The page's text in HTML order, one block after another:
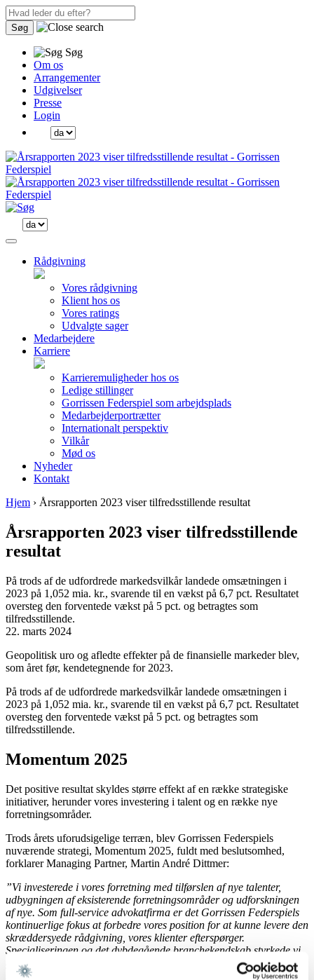
Søg
Søg
Om os
Arrangementer
Udgivelser
Presse
Login
Rådgivning
Vores rådgivning
Klient hos os
Vores ratings
Udvalgte sager
Medarbejdere
Karriere
Karrieremuligheder hos os
Ledige stillinger
Gorrissen Federspiel som arbejdsplads
Medarbejderportrætter
Internationalt perspektiv
Vilkår
Mød os
Nyheder
Kontakt
Hjem › Årsrapporten 2023 viser tilfredsstillende resultat
Årsrapporten 2023 viser tilfredsstillende
resultat
På trods af de udfordrede markedsvilkår landede omsætningen i
2023 på 1,052 mia. kr., svarende til en vækst på 6,7 pct. Resultatet
oversteg den forventede vækst på 5 pct. og betragtes som
tilfredsstillende.
22. marts 2024
Geopolitisk uro og afledte effekter på de finansielle markeder blev,
som året før, kendetegnende for 2023.
På trods af de udfordrede markedsvilkår landede omsætningen i
2023 på 1,052 mia. kr., svarende til en vækst på 6,7 pct. Resultatet
oversteg den forventede vækst på 5 pct. og betragtes som
tilfredsstillende.
Momentum 2025
Det positive resultat skyldes større effekt af en række strategiske
initiativer, herunder vores investering i talent og en række nye
forretningsområder.
Trods årets uforudsigelige terræn, blev Gorrissen Federspiels
nuværende strategi, Momentum 2025, fuldt med beslutsomhed,
forklarer Managing Partner, Martin André Dittmer:
”Vi investerede i vores forretning med tilførslen af nye talenter,
udbygningen af eksisterende forretningsområder og udforskningen
af nye. Som full-service advokatfirma er det Gorrissen Federspiels
kontinuerlige fokus at forbedre vores position for at kunne levere den
skræddersyede rådgivning, vores klienter efterspørger.
Specialiseringen og det dybdegående branchekendskab styrkede vi
gennem året. Ikke mindst i grupperne Fast Ejendom og Energi,”
siger Martin André Dittmer.